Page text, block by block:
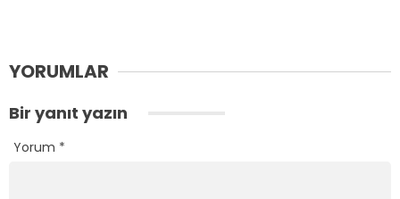
YORUMLAR
Bir yanıt yazın
Yorum *